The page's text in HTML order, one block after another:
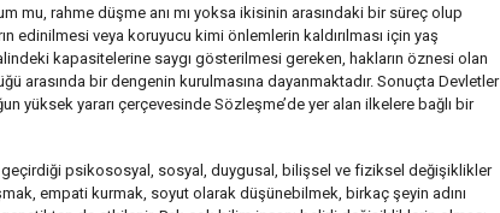
mu, rahme düşme anı mı yoksa ikisinin arasındaki bir süreç olup
edinilmesi veya koruyucu kimi önlemlerin kaldırılması için yaş
kapasitelerine saygı gösterilmesi gereken, hakların öznesi olan
arasında bir dengenin kurulmasına dayanmaktadır. Sonuçta Devletler
yüksek yararı çerçevesinde Sözleşme’de yer alan ilkelere bağlı bir
psikososyal, sosyal, duygusal, bilişsel ve fiziksel değişiklikler
empati kurmak, soyut olarak düşünebilmek, birkaç şeyin adını